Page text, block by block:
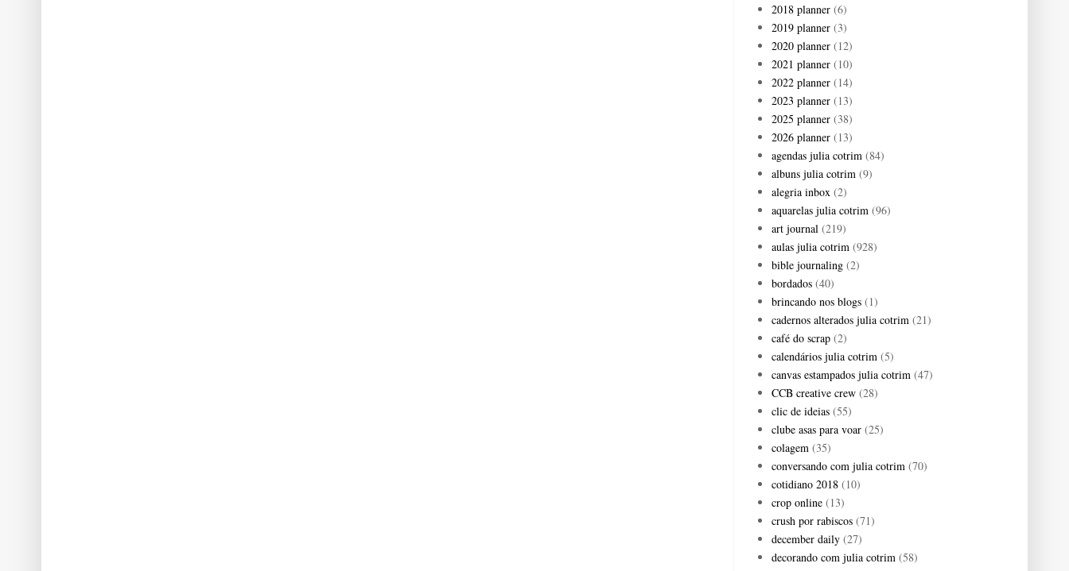
2018 planner (6)
2019 planner (3)
2020 planner (12)
2021 planner (10)
2022 planner (14)
2023 planner (13)
2025 planner (38)
2026 planner (13)
agendas julia cotrim (84)
albuns julia cotrim (9)
alegria inbox (2)
aquarelas julia cotrim (96)
art journal (219)
aulas julia cotrim (928)
bible journaling (2)
bordados (40)
brincando nos blogs (1)
cadernos alterados julia cotrim (21)
café do scrap (2)
calendários julia cotrim (5)
canvas estampados julia cotrim (47)
CCB creative crew (28)
clic de ideias (55)
clube asas para voar (25)
colagem (35)
conversando com julia cotrim (70)
cotidiano 2018 (10)
crop online (13)
crush por rabiscos (71)
december daily (27)
decorando com julia cotrim (58)